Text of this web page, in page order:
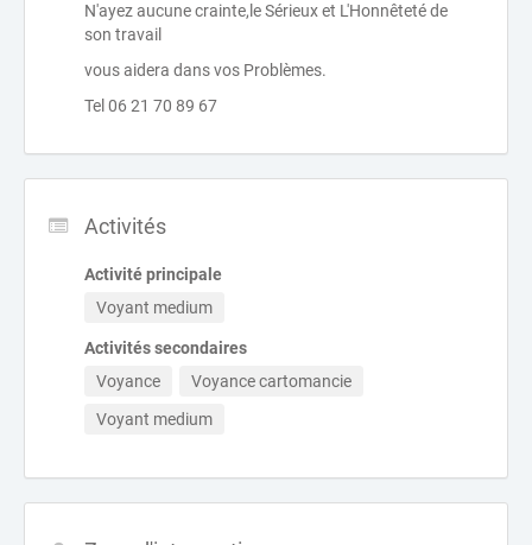
N'ayez aucune crainte,le Sérieux et L'Honnêteté de
son travail
vous aidera dans vos Problèmes.
Tel 06 21 70 89 67
Activités
Activité principale
Voyant medium
Activités secondaires
Voyance
Voyance cartomancie
Voyant medium